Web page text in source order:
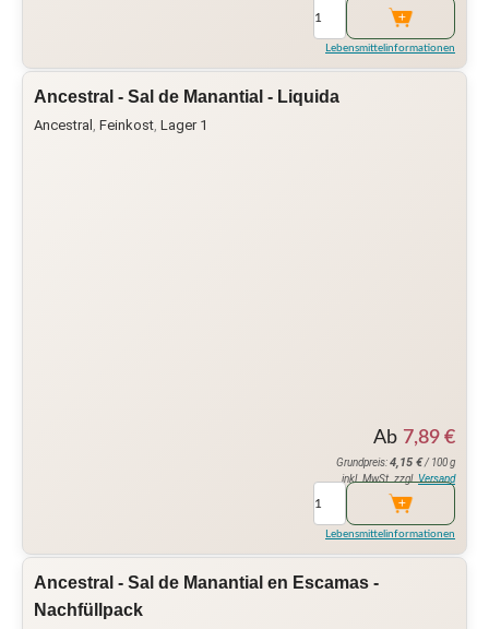
Lebensmittelinformationen
Ancestral - Sal de Manantial - Liquida
Ancestral , Feinkost, Lager 1
Ab 7,89 €
Grundpreis:4,15 €/ 100 g
inkl. MwSt. zzgl. Versand
Lebensmittelinformationen
Ancestral - Sal de Manantial en Escamas -
Nachfüllpack